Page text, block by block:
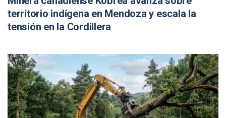
territorio indígena en Mendoza y escala la
tensión en la Cordillera